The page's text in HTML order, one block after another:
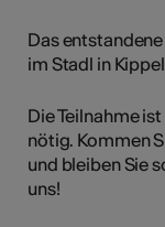
Das
im Stadl in
Die Teilnahme
nötig. Kommen
und bleiben Sie
uns!